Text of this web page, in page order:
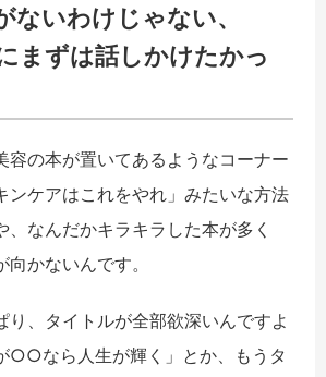
ないわけじゃない、
まずは話しかけたかっ
容の本が置いてあるようなコーナー
ンケアはこれをやれ」みたいな方法
、なんだかキラキラした本が多く
かないんです。
り、タイトルが全部欲深いんですよ
○○なら人生が輝く」とか、もうタ